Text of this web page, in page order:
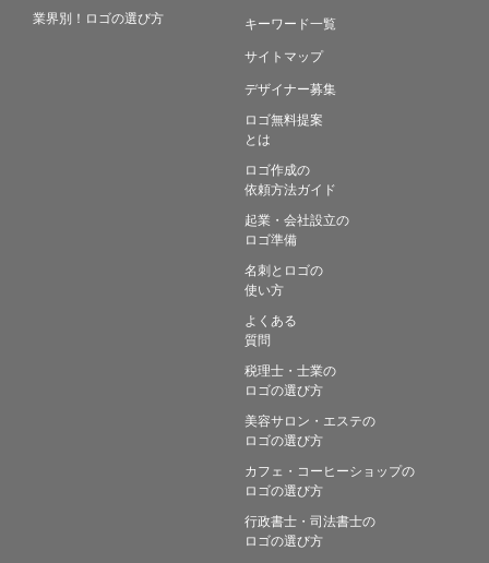
業界別！ロゴの選び方
キーワード一覧
サイトマップ
デザイナー募集
ロゴ無料提案
とは
ロゴ作成の
依頼方法ガイド
起業・会社設立の
ロゴ準備
名刺とロゴの
使い方
よくある
質問
税理士・士業の
ロゴの選び方
美容サロン・エステの
ロゴの選び方
カフェ・コーヒーショップの
ロゴの選び方
行政書士・司法書士の
ロゴの選び方